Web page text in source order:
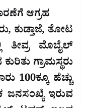
ಆಗ್ರಹ
ಕುಡ್ತಾಜೆ, ತೋಟ
ತೀವ್ರ ಮೊಬೈಲ್
ಗ್ರಾಮಸ್ಥರು
100ಕ್ಕೂ ಹೆಚ್ಚು
ಜನಸಂಖ್ಯೆ ಇರುವ